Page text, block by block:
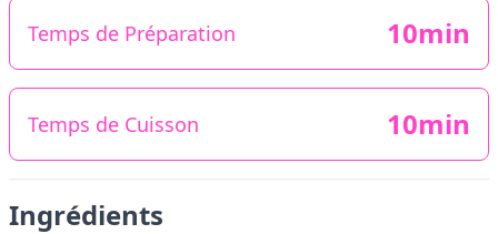
Temps de Préparation 10min
Temps de Cuisson 10min
Ingrédients